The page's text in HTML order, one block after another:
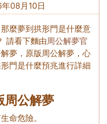
08月10日
麼夢到拱形門是什麼意
請看下麵由周公解夢官
夢，原版周公解夢，心
門是什麼預兆進行詳細
周公解夢
命危險。